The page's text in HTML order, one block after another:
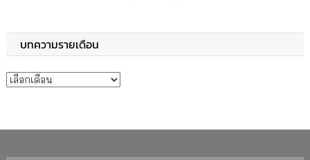
บทความรายเดือน
บทความรายเดือน